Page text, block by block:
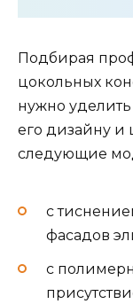
Подбирая
цокольных
нужно
его дизайну
следующие
с
фасадов
с